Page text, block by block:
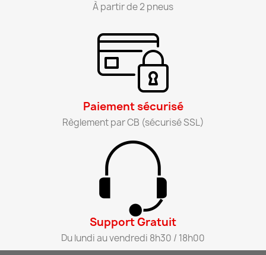
À partir de 2 pneus​
Paiement sécurisé​
Règlement par CB (sécurisé SSL)​
Support Gratuit​
Du lundi au vendredi 8h30 / 18h00​